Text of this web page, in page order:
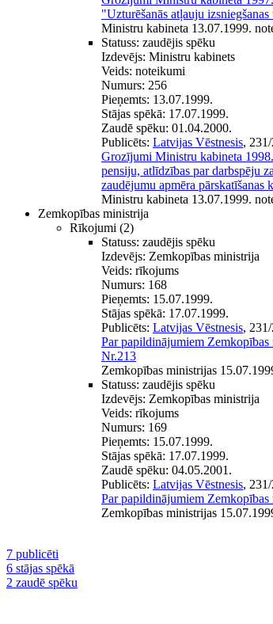
"Uzturēšanās atļauju
Ministru kabineta 13.07.1999.
Statuss: zaudējis spēku
Izdevējs: Ministru kabinets
Veids: noteikumi
Numurs: 256
Pieņemts: 13.07.1999.
Stājas spēkā: 17.07.1999.
Zaudē spēku: 01.04.2000.
Publicēts: Latvijas Vēstnesis,
Grozījumi Ministru kabineta
pensiju, atlīdzības par darbspēju
zaudējumu apmēra pārskatīšanas
Ministru kabineta 13.07.1999.
Zemkopības ministrija
Rīkojumi (2)
Statuss: zaudējis spēku
Izdevējs: Zemkopības ministrija
Veids: rīkojums
Numurs: 168
Pieņemts: 15.07.1999.
Stājas spēkā: 17.07.1999.
Publicēts: Latvijas Vēstnesis,
Par papildinājumiem
Nr.213
Zemkopības ministrijas
Statuss: zaudējis spēku
Izdevējs: Zemkopības ministrija
Veids: rīkojums
Numurs: 169
Pieņemts: 15.07.1999.
Stājas spēkā: 17.07.1999.
Zaudē spēku: 04.05.2001.
Publicēts: Latvijas Vēstnesis,
Par papildinājumiem
Zemkopības ministrijas
7 publicēti
6 stājas spēkā
2 zaudē spēku